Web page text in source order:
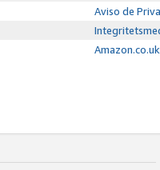
Aviso de